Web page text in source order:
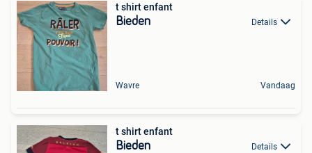
t shirt enfant
Bieden Details
Wavre Vandaag
t shirt enfant
Bieden Details